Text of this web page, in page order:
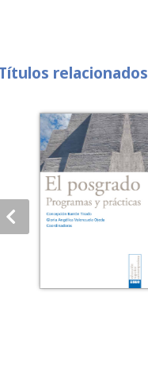
relacionados